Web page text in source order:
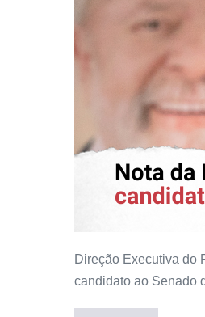
Direção Executiva do
candidato ao Senado